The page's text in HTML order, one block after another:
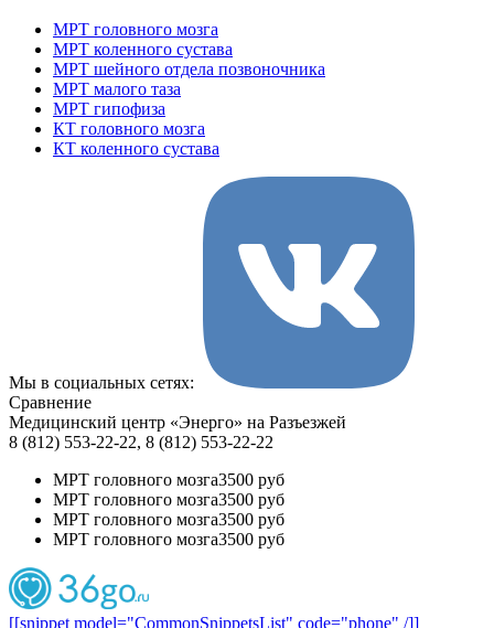
МРТ головного мозга
МРТ коленного сустава
МРТ шейного отдела позвоночника
МРТ малого таза
МРТ гипофиза
КТ головного мозга
КТ коленного сустава
Мы в социальных сетях:
Сравнение
Медицинский центр «Энерго» на Разъезжей
8 (812) 553-22-22, 8 (812) 553-22-22
МРТ головного мозга3500 руб
МРТ головного мозга3500 руб
МРТ головного мозга3500 руб
МРТ головного мозга3500 руб
[[snippet model="CommonSnippetsList" code="phone" /]]